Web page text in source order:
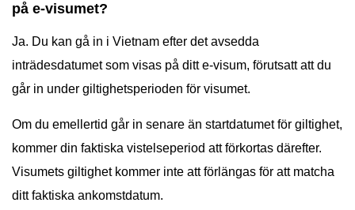
på e-visumet?
Ja. Du kan gå in i Vietnam efter det avsedda
inträdesdatumet som visas på ditt e-visum, förutsatt att du
går in under giltighetsperioden för visumet.
Om du emellertid går in senare än startdatumet för giltighet,
kommer din faktiska vistelseperiod att förkortas därefter.
Visumets giltighet kommer inte att förlängas för att matcha
ditt faktiska ankomstdatum.